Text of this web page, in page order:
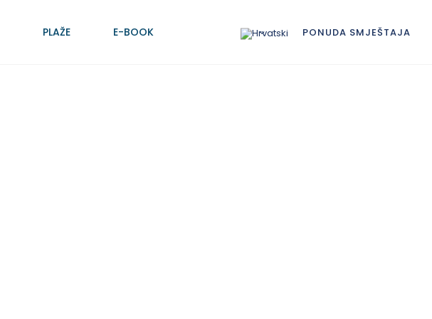
PLAŽE E-BOOK PONUDA SMJEŠTAJA